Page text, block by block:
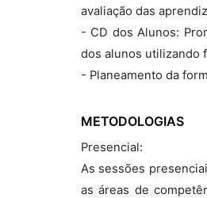
avaliação das
- CD dos Alunos:
dos alunos utilizando
- Planeamento da
METODOLOGIAS
Presencial:
As sessões
as áreas de